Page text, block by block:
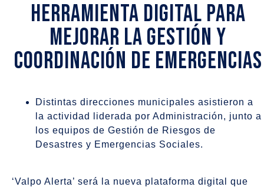
herramienta digital para
mejorar la gestión y
coordinación de emergencias
Distintas direcciones municipales asistieron a
la actividad liderada por Administración, junto a
los equipos de Gestión de Riesgos de
Desastres y Emergencias Sociales.
‘Valpo Alerta’ será la nueva plataforma digital que